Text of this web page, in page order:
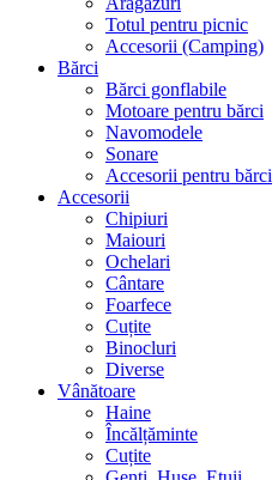
Totul pentru picnic
Accesorii (Camping)
Bărci
Bărci gonflabile
Motoare pentru bărci
Navomodele
Sonare
Accesorii pentru bărci
Accesorii
Chipiuri
Maiouri
Ochelari
Cântare
Foarfece
Cuțite
Binocluri
Diverse
Vânătoare
Haine
Încălțăminte
Cuțite